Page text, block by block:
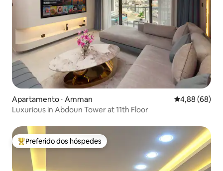
Apartamento ⋅ Amman 4,88 de uma
4,88 (68)
Luxurious in Abdoun Tower at 11th Floor
Entre os melhores preferidos dos hóspedes
Preferido dos hóspedes